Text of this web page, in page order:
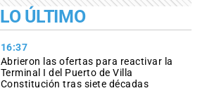
LO ÚLTIMO
16:37
Abrieron las ofertas para reactivar la
Terminal I del Puerto de Villa
Constitución tras siete décadas